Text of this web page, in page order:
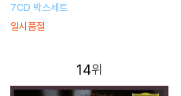
7CD 박스세트
일시품절
14